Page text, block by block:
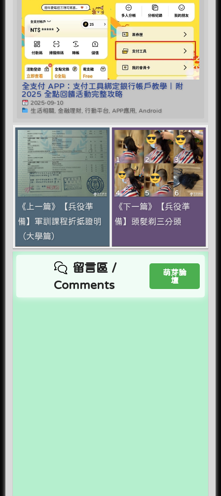
全支付 APP：支付工具綁定銀行帳戶教學｜附
2025 全點回饋活動完整攻略
2025-09-10
生活相關, 金融理財, 行動平台, APP應用, Android
《上一篇》【兵役準
備】軍訓課程折抵證明
（大學篇）
《下一篇》【兵役準
備】頭髮剃三分頭
留言區 /
Comments
萌芽論
壇